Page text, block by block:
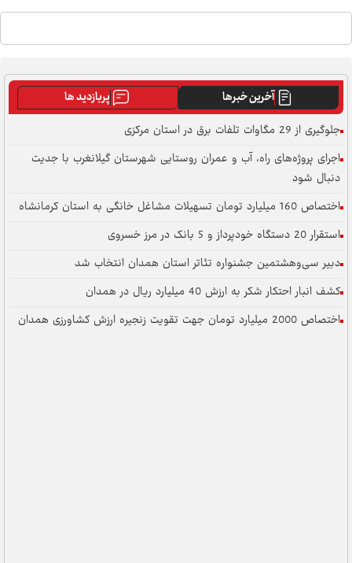
آخرین خبرها
پربازدید ها
جلوگیری از 29 مگاوات تلفات برق در استان مرکزی
اجرای پروژه‌های راه، آب و عمران روستایی شهرستان گیلانغرب با جدیت
دنبال شود
اختصاص 160 میلیارد تومان تسهیلات مشاغل خانگی به استان کرمانشاه
استقرار 20 دستگاه خودپرداز و 5 بانک در مرز خسروی
دبیر سی‌وهشتمین جشنواره تئاتر استان همدان انتخاب شد
کشف انبار احتکار شکر به ارزش 40 میلیارد ریال در همدان
اختصاص 2000 میلیارد تومان جهت تقویت زنجیره ارزش کشاورزی همدان